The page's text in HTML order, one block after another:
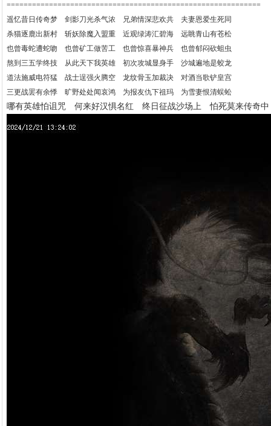
============================================================
遥忆昔日传奇梦 剑影刀光杀气浓 兄弟情深悲欢共 夫妻恩爱生死同
杀猫逐鹿出新村 斩妖除魔入盟重 近观绿涛汇碧海 远眺青山有苍松
也曾毒蛇遭蛇吻 也曾矿工做苦工 也曾惊喜暴神兵 也曾郁闷砍蛆虫
熬到三五学终技 从此天下我英雄 初次攻城显身手 沙城遍地是蛟龙
道法施威电符猛 战士逞强火腾空 龙纹骨玉加裁决 对酒当歌铲皇宫
三更战罢有余悸 旷野处处闻哀鸿 为报友仇下祖玛 为雪妻恨清蜈蚣
哪有英雄怕诅咒 何来好汉惧名红 终日征战沙场上 怕死莫来传奇中